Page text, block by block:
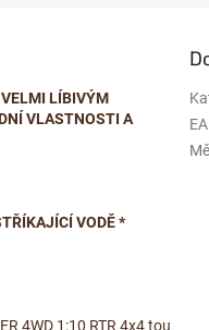
LÍBIVÝM
VLASTNOSTI A
VODĚ *
4WD 1:10 RTR 4x4 tou